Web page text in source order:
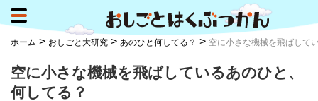
ホーム > おしごと大研究 > あのひと何してる？ > 空に小さな機械を飛ばして
空に小さな機械を飛ばしているあのひと、
何してる？